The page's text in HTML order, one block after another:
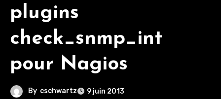
plugins
check_snmp_int
pour Nagios
By cschwartz
9 juin 2013